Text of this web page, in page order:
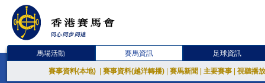
馬場活動 賽馬資訊 足球資訊
賽事資料(本地) 賽事資料(越洋轉播) 賽馬新聞 主要賽事 視聽播